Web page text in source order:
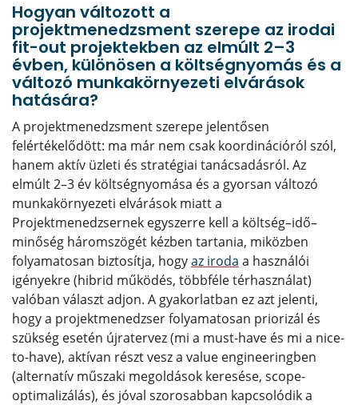
Hogyan változott a
projektmenedzsment szerepe az irodai
fit-out projektekben az elmúlt 2–3
évben, különösen a költségnyomás és a
változó munkakörnyezeti elvárások
hatására?
A projektmenedzsment szerepe jelentősen
felértékelődött: ma már nem csak koordinációról szól,
hanem aktív üzleti és stratégiai tanácsadásról. Az
elmúlt 2–3 év költségnyomása és a gyorsan változó
munkakörnyezeti elvárások miatt a
Projektmenedzsernek egyszerre kell a költség–idő–
minőség háromszögét kézben tartania, miközben
folyamatosan biztosítja, hogyaz iroda a használói
igényekre (hibrid működés, többféle térhasználat)
valóban választ adjon. A gyakorlatban ez azt jelenti,
hogy a projektmenedzser folyamatosan priorizál és
szükség esetén újratervez (mi a must-have és mi a nice-
to-have), aktívan részt vesz a value engineeringben
(alternatív műszaki megoldások keresése, scope-
optimalizálás), és jóval szorosabban kapcsolódik a